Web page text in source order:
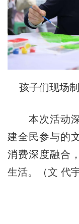
孩子们现场
本次活动深
建全民参与的
消费深度融合
生活。（文 代宇